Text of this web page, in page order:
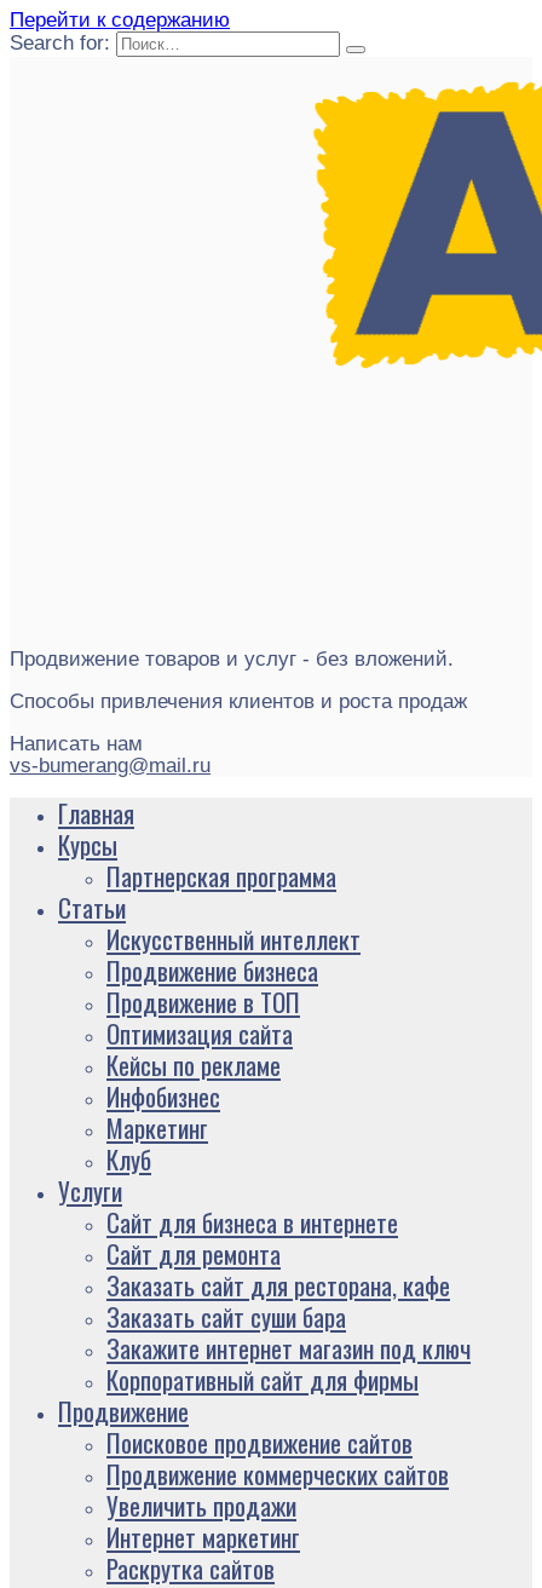
Перейти к содержанию
Search for:
Продвижение товаров и услуг - без вложений.
Способы привлечения клиентов и роста продаж
Написать нам
vs-bumerang@mail.ru
Главная
Курсы
Партнерская программа
Статьи
Искусственный интеллект
Продвижение бизнеса
Продвижение в ТОП
Оптимизация сайта
Кейсы по рекламе
Инфобизнес
Маркетинг
Клуб
Услуги
Сайт для бизнеса в интернете
Сайт для ремонта
Заказать сайт для ресторана, кафе
Заказать сайт суши бара
Закажите интернет магазин под ключ
Корпоративный сайт для фирмы
Продвижение
Поисковое продвижение сайтов
Продвижение коммерческих сайтов
Увеличить продажи
Интернет маркетинг
Раскрутка сайтов